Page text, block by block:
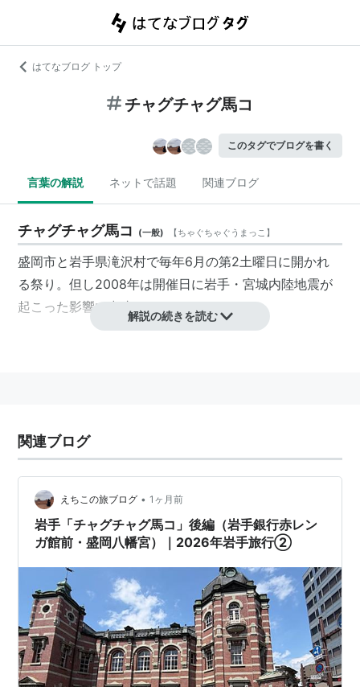
はてなブログ トップ
チャグチャグ馬コ
このタグでブログを書く
言葉の解説 ネットで話題 関連ブログ
チャグチャグ馬コ (一般) 【ちゃぐちゃぐうまっこ 】
盛岡市と岩手県滝沢村で毎年6月の第2土曜日に開かれ
る祭り。但し2008年は開催日に岩手・宮城内陸地震が
起こった影響で中止された。
解説の続きを読む
関連ブログ
えちこの旅ブログ • 1ヶ月前
岩手「チャグチャグ馬コ」後編（岩手銀行赤レン
ガ館前・盛岡八幡宮）｜2026年岩手旅行②